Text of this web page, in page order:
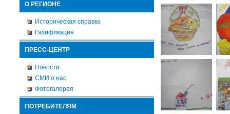
О РЕГИОНЕ
Историческая справка
Газификация
ПРЕСС-ЦЕНТР
Новости
СМИ о нас
Фотогалерея
ПОТРЕБИТЕЛЯМ